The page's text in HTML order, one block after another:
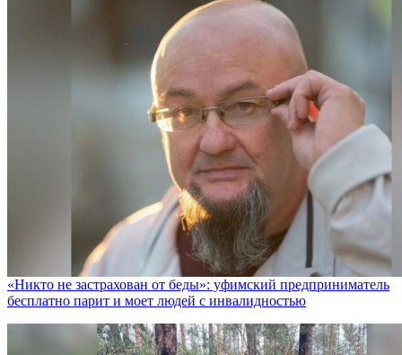
«Никто не заcтрахован от беды»: уфимский предприниматель
бесплатно парит и моет людей с инвалидностью